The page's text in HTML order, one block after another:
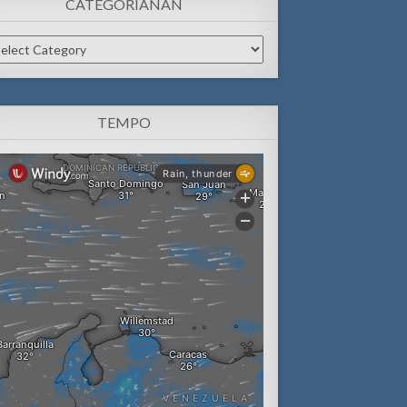
CATEGORIANAN
TEMPO